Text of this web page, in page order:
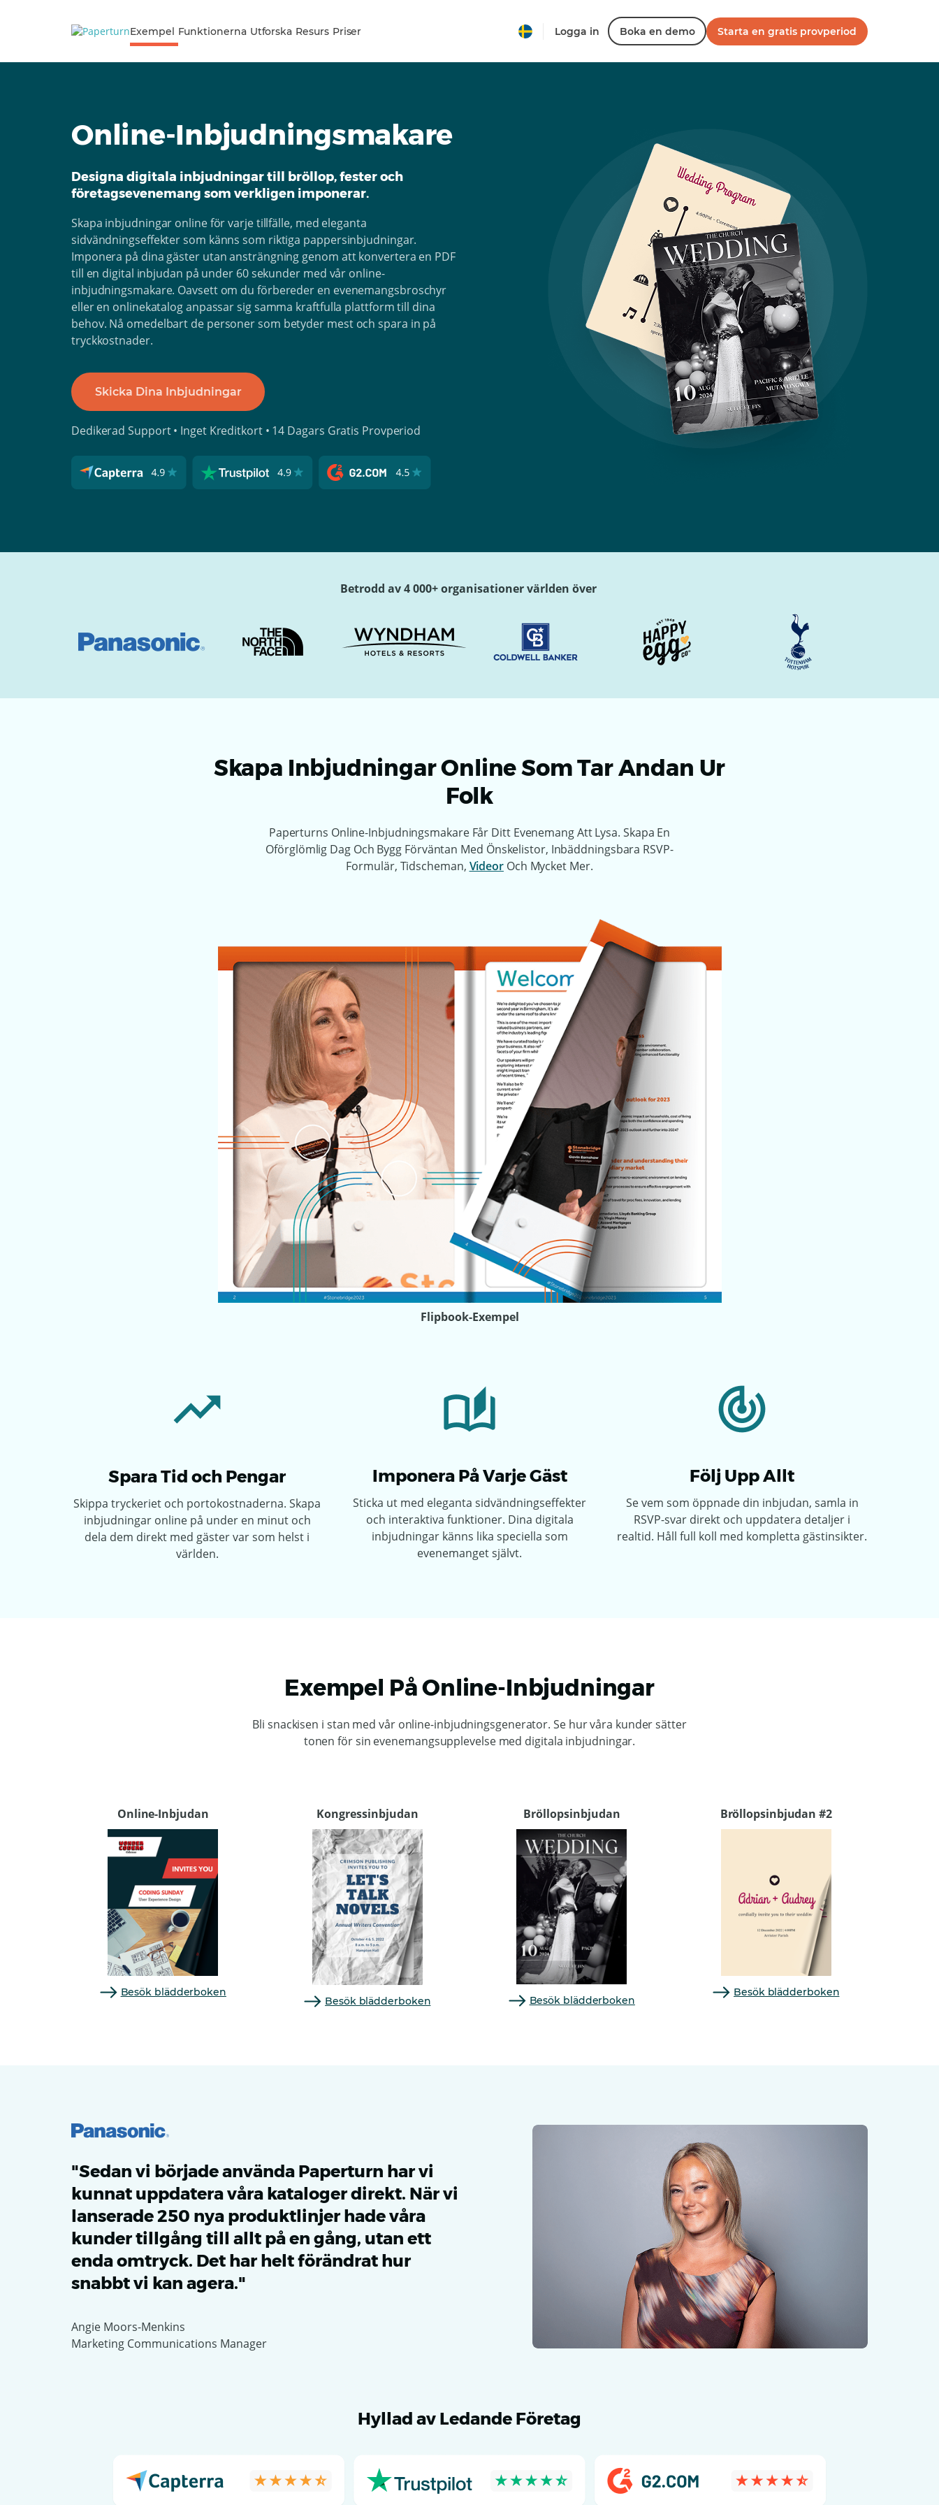
Exempel Funktionerna Utforska Resurs Priser Logga in Boka en demo Starta en gratis provperiod
Online-Inbjudningsmakare
Designa digitala inbjudningar till bröllop, fester och
företagsevenemang som verkligen imponerar.
Skapa inbjudningar online för varje tillfälle, med eleganta
sidvändningseffekter som känns som riktiga pappersinbjudningar.
Imponera på dina gäster utan ansträngning genom att konvertera en PDF
till en digital inbjudan på under 60 sekunder med vår online-
inbjudningsmakare. Oavsett om du förbereder en evenemangsbroschyr
eller en onlinekatalog anpassar sig samma kraftfulla plattform till dina
behov. Nå omedelbart de personer som betyder mest och spara in på
tryckkostnader.
Skicka Dina Inbjudningar
Dedikerad Support • Inget Kreditkort • 14 Dagars Gratis Provperiod
Betrodd av 4 000+ organisationer världen över
Skapa Inbjudningar Online Som Tar Andan Ur
Folk
Paperturns Online-Inbjudningsmakare Får Ditt Evenemang Att Lysa. Skapa En
Oförglömlig Dag Och Bygg Förväntan Med Önskelistor, Inbäddningsbara RSVP-
Formulär, Tidscheman, VideorOch Mycket Mer.
Flipbook-Exempel
Spara Tid och Pengar
Skippa tryckeriet och portokostnaderna. Skapa
inbjudningar online på under en minut och
dela dem direkt med gäster var som helst i
världen.
Imponera På Varje Gäst
Sticka ut med eleganta sidvändningseffekter
och interaktiva funktioner. Dina digitala
inbjudningar känns lika speciella som
evenemanget självt.
Följ Upp Allt
Se vem som öppnade din inbjudan, samla in
RSVP-svar direkt och uppdatera detaljer i
realtid. Håll full koll med kompletta gästinsikter.
Exempel På Online-Inbjudningar
Bli snackisen i stan med vår online-inbjudningsgenerator. Se hur våra kunder sätter
tonen för sin evenemangsupplevelse med digitala inbjudningar.
Online-Inbjudan
Besök blädderboken
Kongressinbjudan
Besök blädderboken
Bröllopsinbjudan
Besök blädderboken
Bröllopsinbjudan #2
Besök blädderboken
"Sedan vi började använda Paperturn har vi
kunnat uppdatera våra kataloger direkt. När vi
lanserade 250 nya produktlinjer hade våra
kunder tillgång till allt på en gång, utan ett
enda omtryck. Det har helt förändrat hur
snabbt vi kan agera."
Angie Moors-Menkins
Marketing Communications Manager
Hyllad av Ledande Företag